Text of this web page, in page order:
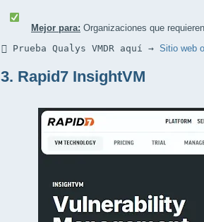
Mejor para: Organizaciones que
 Prueba Qualys VMDR aquí → Sitio web
3. Rapid7 InsightVM